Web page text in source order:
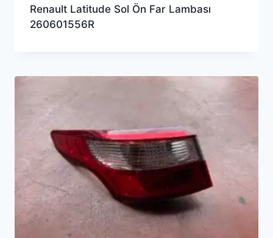
Renault Latitude Sol Ön Far Lambası
260601556R